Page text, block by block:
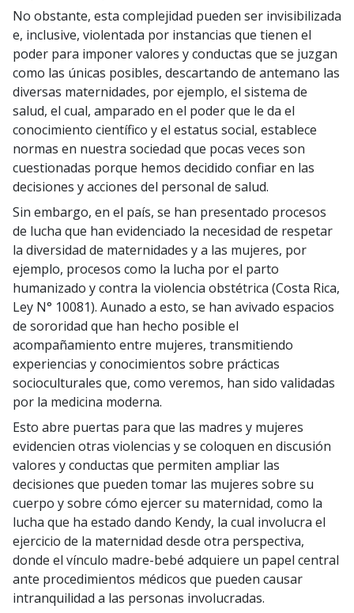
No obstante, esta complejidad pueden ser invisibilizada
e, inclusive, violentada por instancias que tienen el
poder para imponer valores y conductas que se juzgan
como las únicas posibles, descartando de antemano las
diversas maternidades, por ejemplo, el sistema de
salud, el cual, amparado en el poder que le da el
conocimiento científico y el estatus social, establece
normas en nuestra sociedad que pocas veces son
cuestionadas porque hemos decidido confiar en las
decisiones y acciones del personal de salud.
Sin embargo, en el país, se han presentado procesos
de lucha que han evidenciado la necesidad de respetar
la diversidad de maternidades y a las mujeres, por
ejemplo, procesos como la lucha por el parto
humanizado y contra la violencia obstétrica (Costa Rica,
Ley N° 10081). Aunado a esto, se han avivado espacios
de sororidad que han hecho posible el
acompañamiento entre mujeres, transmitiendo
experiencias y conocimientos sobre prácticas
socioculturales que, como veremos, han sido validadas
por la medicina moderna.
Esto abre puertas para que las madres y mujeres
evidencien otras violencias y se coloquen en discusión
valores y conductas que permiten ampliar las
decisiones que pueden tomar las mujeres sobre su
cuerpo y sobre cómo ejercer su maternidad, como la
lucha que ha estado dando Kendy, la cual involucra el
ejercicio de la maternidad desde otra perspectiva,
donde el vínculo madre-bebé adquiere un papel central
ante procedimientos médicos que pueden causar
intranquilidad a las personas involucradas.